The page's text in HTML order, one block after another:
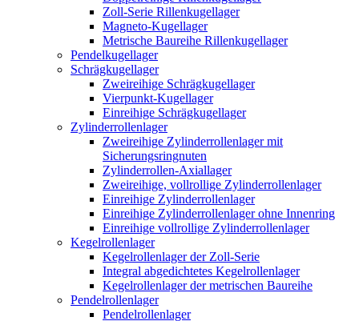
Zoll-Serie Rillenkugellager
Magneto-Kugellager
Metrische Baureihe Rillenkugellager
Pendelkugellager
Schrägkugellager
Zweireihige Schrägkugellager
Vierpunkt-Kugellager
Einreihige Schrägkugellager
Zylinderrollenlager
Zweireihige Zylinderrollenlager mit
Sicherungsringnuten
Zylinderrollen-Axiallager
Zweireihige, vollrollige Zylinderrollenlager
Einreihige Zylinderrollenlager
Einreihige Zylinderrollenlager ohne Innenring
Einreihige vollrollige Zylinderrollenlager
Kegelrollenlager
Kegelrollenlager der Zoll-Serie
Integral abgedichtetes Kegelrollenlager
Kegelrollenlager der metrischen Baureihe
Pendelrollenlager
Pendelrollenlager